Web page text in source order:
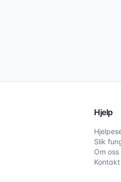
Hjelp
Slik
Om oss